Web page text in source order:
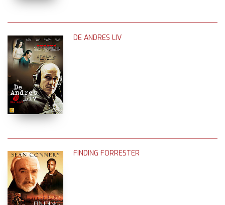
DE ANDRES LIV
FINDING FORRESTER